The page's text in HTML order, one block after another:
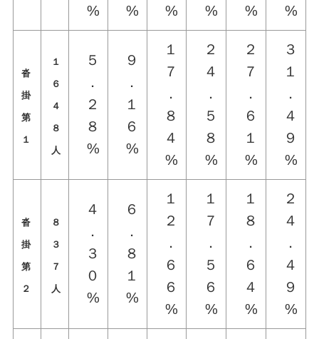
% % % % % %
沓
掛
第
１
１
６
４
８
人
５
．
２
８
%
９
．
１
６
%
１
７
．
８
４
%
２
４
．
５
８
%
２
７
．
６
１
%
３
１
．
４
９
%
沓
掛
第
２
８
３
７
人
４
．
３
０
%
６
．
８
１
%
１
２
．
６
６
%
１
７
．
５
６
%
１
８
．
６
４
%
２
４
．
４
９
%